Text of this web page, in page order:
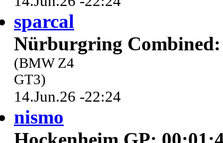
sparcal
Nürburgring Combined:
(BMW Z4
GT3)
14.Jun.26 -22:24
nismo